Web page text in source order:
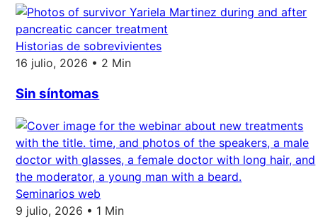
Historias de sobrevivientes
16 julio, 2026 • 2 Min
Sin síntomas
Seminarios web
9 julio, 2026 • 1 Min